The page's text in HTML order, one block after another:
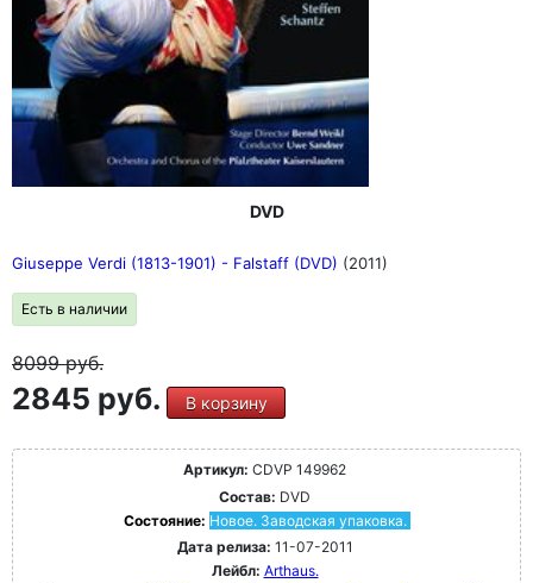
DVD
Giuseppe Verdi (1813-1901) - Falstaff (DVD) (2011)
Есть в наличии
8099руб.
2845 руб. В корзину
Артикул: CDVP 149962
Состав: DVD
Состояние: Новое. Заводская упаковка.
Дата релиза: 11-07-2011
Лейбл: Arthaus.